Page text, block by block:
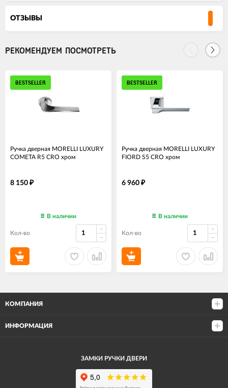
ОТЗЫВЫ
РЕКОМЕНДУЕМ ПОСМОТРЕТЬ
BESTSELLER
Ручка дверная MORELLI LUXURY
COMETA R5 CRO хром
8 150 ₽
В наличии
Кол-во
BESTSELLER
Ручка дверная MORELLI LUXURY
FIORD S5 CRO хром
6 960 ₽
В наличии
Кол-во
КОМПАНИЯ
ИНФОРМАЦИЯ
ЗАМКИ РУЧКИ ДВЕРИ